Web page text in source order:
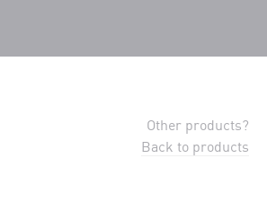
Other products?
Back to products